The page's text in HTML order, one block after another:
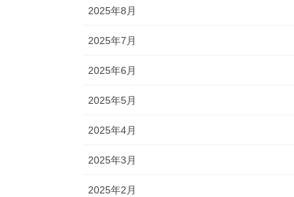
2025年8月
2025年7月
2025年6月
2025年5月
2025年4月
2025年3月
2025年2月